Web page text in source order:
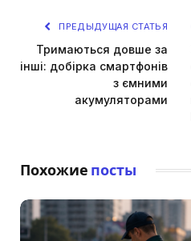
ПРЕДЫДУЩАЯ СТАТЬЯ
Тримаються довше за
інші: добірка смартфонів
з ємними
акумуляторами
Похожие посты